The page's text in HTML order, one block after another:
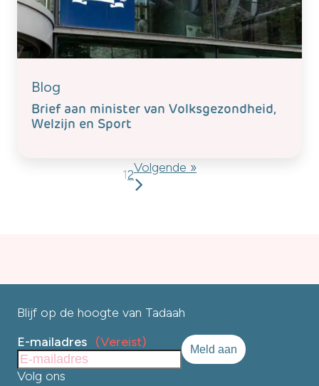
Blog
Brief aan minister van Volksgezondheid,
Welzijn en Sport
12Volgende »
Blijf op de hoogte van Tadaah
E-mailadres (Vereist)
Volg ons